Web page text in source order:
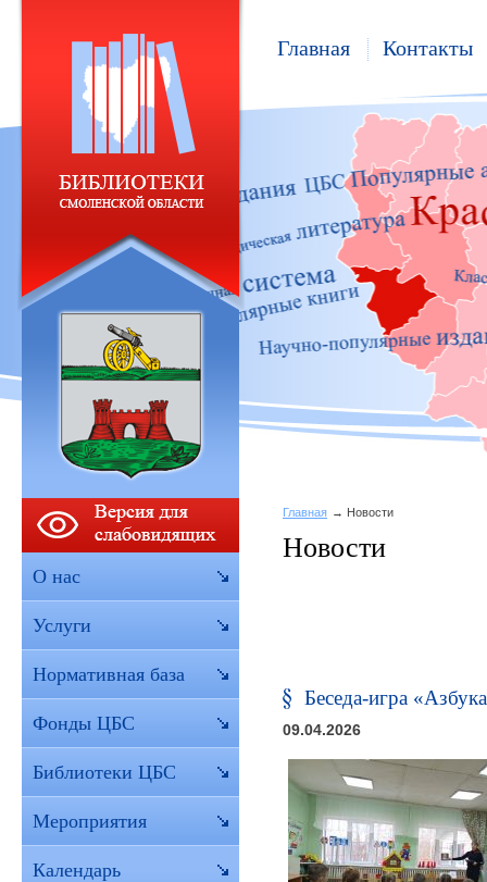
Главная Контакты
Главная Новости
Новости
Беседа-игра
09.04.2026
О нас
Услуги
Нормативная база
Фонды ЦБС
Библиотеки ЦБС
Мероприятия
Календарь